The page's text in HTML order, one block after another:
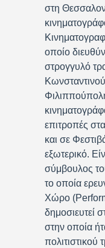
στη
οποίο
στρογγυλό
επιτροπές
και σε
εξωτερικό.
σύμβουλος
το οποία
Χώρο
δημοσιευτεί
στην οποία
πολιτιστικού